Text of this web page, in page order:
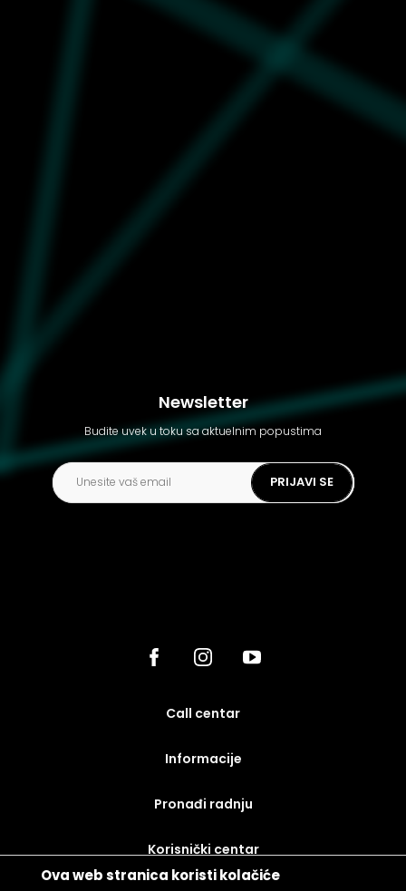
Ova web stranica koristi kolačiće
Newsletter
Budite uvek u toku sa aktuelnim popustima
PRIJAVI SE
call centar
Informacije
Pronađi radnju
korisnički centar